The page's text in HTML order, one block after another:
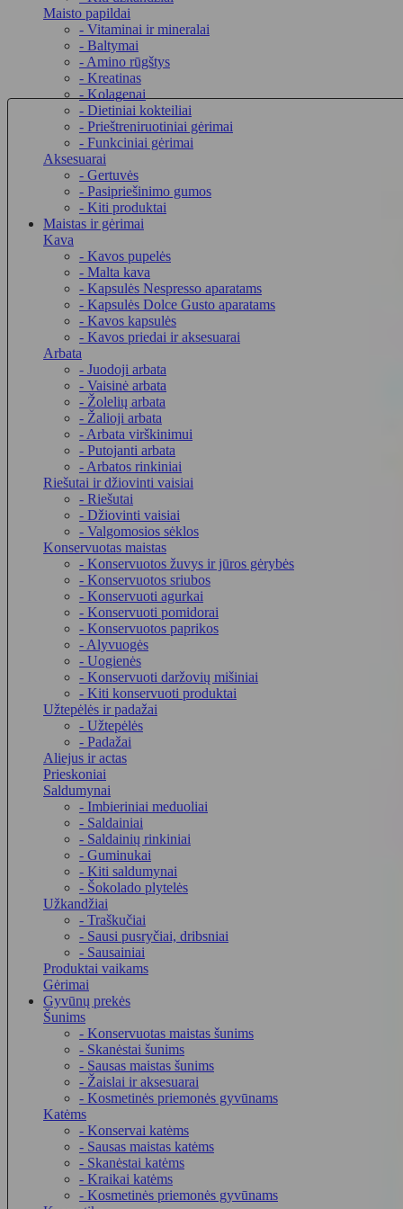
Maisto papildai
- Vitaminai ir mineralai
- Baltymai
- Amino rūgštys
- Kreatinas
- Kolagenai
- Dietiniai kokteiliai
- Prieštreniruotiniai gėrimai
- Funkciniai gėrimai
Aksesuarai
- Gertuvės
- Pasipriešinimo gumos
- Kiti produktai
Maistas ir gėrimai
Kava
- Kavos pupelės
- Malta kava
- Kapsulės Nespresso aparatams
- Kapsulės Dolce Gusto aparatams
- Kavos kapsulės
- Kavos priedai ir aksesuarai
Arbata
- Juodoji arbata
- Vaisinė arbata
- Žolelių arbata
- Žalioji arbata
- Arbata virškinimui
- Putojanti arbata
- Arbatos rinkiniai
Riešutai ir džiovinti vaisiai
- Riešutai
- Džiovinti vaisiai
- Valgomosios sėklos
Konservuotas maistas
- Konservuotos žuvys ir jūros gėrybės
- Konservuotos sriubos
- Konservuoti agurkai
- Konservuoti pomidorai
- Konservuotos paprikos
- Alyvuogės
- Uogienės
- Konservuoti daržovių mišiniai
- Kiti konservuoti produktai
Užtepėlės ir padažai
- Užtepėlės
- Padažai
Aliejus ir actas
Prieskoniai
Saldumynai
- Imbieriniai meduoliai
- Saldainiai
- Saldainių rinkiniai
- Guminukai
- Kiti saldumynai
- Šokolado plytelės
Užkandžiai
- Traškučiai
- Sausi pusryčiai, dribsniai
- Sausainiai
Produktai vaikams
Gėrimai
Gyvūnų prekės
Šunims
- Konservuotas maistas šunims
- Skanėstai šunims
- Sausas maistas šunims
- Žaislai ir aksesuarai
- Kosmetinės priemonės gyvūnams
Katėms
- Konservai katėms
- Sausas maistas katėms
- Skanėstai katėms
- Kraikai katėms
- Kosmetinės priemonės gyvūnams